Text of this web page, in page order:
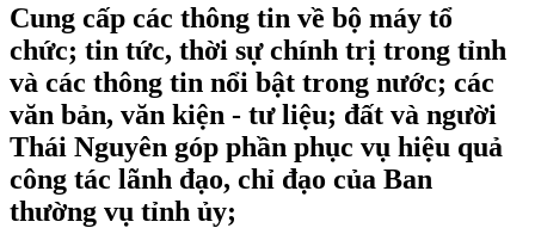
Cung cấp các thông tin về bộ máy tổ
chức; tin tức, thời sự chính trị trong tỉnh
và các thông tin nổi bật trong nước; các
văn bản, văn kiện - tư liệu; đất và người
Thái Nguyên góp phần phục vụ hiệu quả
công tác lãnh đạo, chỉ đạo của Ban
thường vụ tỉnh ủy;